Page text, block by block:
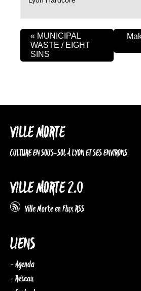
« MUNICIPAL
WASTE / EIGHT
SINS
VILLE MORTE
CULTURE EN SOUS-SOL À LYON ET SES ENVIRONS
VILLE MORTE 2.0
Ville Morte en Flux RSS
LIENS
- Agenda
- Réseau